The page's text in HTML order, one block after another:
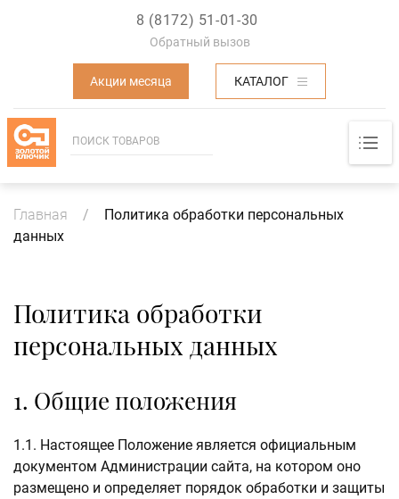
8 (8172) 51-01-30
Обратный вызов
Акции месяца КАТАЛОГ
Строка
навигации
Главная
Политика обработки персональных
данных
Политика обработки
персональных данных
1. Общие положения
1.1. Настоящее Положение является официальным
документом Администрации сайта, на котором оно
размещено и определяет порядок обработки и защиты